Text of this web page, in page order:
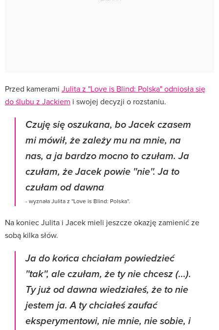
Przed kamerami Julita z "Love is Blind: Polska" odniosła się
do ślubu z Jackiem i swojej decyzji o rozstaniu.
Czuję się oszukana, bo Jacek czasem
mi mówił, że zależy mu na mnie, na
nas, a ja bardzo mocno to czułam. Ja
czułam, że Jacek powie ''nie''. Ja to
czułam od dawna
- wyznała Julita z ''Love is Blind: Polska''.
Na koniec Julita i Jacek mieli jeszcze okazję zamienić ze
sobą kilka słów.
Ja do końca chciałam powiedzieć
''tak'', ale czułam, że ty nie chcesz (...).
Ty już od dawna wiedziałeś, że to nie
jestem ja. A ty chciałeś zaufać
eksperymentowi, nie mnie, nie sobie, i